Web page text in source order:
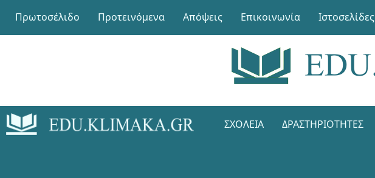
Πρωτοσέλιδο Προτεινόμενα Απόψεις Επικοινωνία Ιστοσελίδες
ΣΧΟΛΕΊΑ ΔΡΑΣΤΗΡΙΌΤΗΤΕΣ